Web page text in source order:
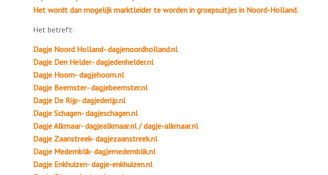
Het wordt dan mogelijk marktleider te worden in groepsuitjes in Noord-Holland.
Het betreft:
Dagje Noord Holland- dagjenoordholland.nl
Dagje Den Helder- dagjedenhelder.nl
Dagje Hoorn- dagjehoorn.nl
Dagje Beemster- dagjebeemster.nl
Dagje De Rijp- dagjederijp.nl
Dagje Schagen- dagjeschagen.nl
Dagje Alkmaar- dagjealkmaar.nl / dagje-alkmaar.nl
Dagje Zaanstreek- dagjezaanstreek.nl
Dagje Medemblik- dagjemedemblik.nl
Dagje Enkhuizen- dagje-enkhuizen.nl